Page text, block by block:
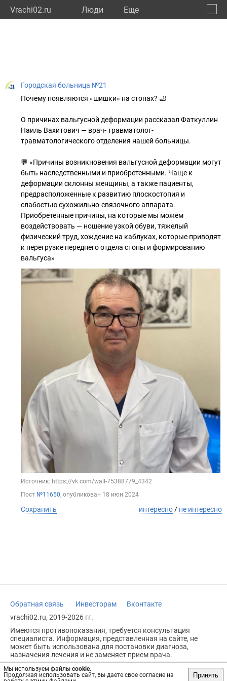
Vrachi02.ru Люди Eще
Мы используем файлы cookie.
Продолжая использовать сайт, вы даете свое согласие на
Принять
Городская больница №21
Почему появляются «шишки» на стопах? 🦶
О причинах вальгусной деформации рассказал Фаткуллин
Наиль Вахитович — врач- травматолог-
травматологического отделения нашей больницы.
💬 «Причины возникновения вальгусной деформации могут
быть наследственными и приобретенными. Чаще к
деформации склонны женщины, а также пациенты,
предрасположенные к развитию плоскостопия и
слабостью сухожильно-связочного аппарата.
Приобретенные причины, на которые мы можем
воздействовать — ношение узкой обуви, тяжелый
физический труд, хождение на каблуках, которые приводят
к перегрузке переднего отдела стопы и формированию
вальгуса»
Источник: https://vk.com/wall-75388779_4342
Пост №11650, опубликован 18 июн 2024
Сохранить интересно / не интересно
Обратная связь Инвесторам
Вконтакте
vrachi02.ru, 2019-2026 гг.
Имеются противопоказания, требуется консультация
специалиста. Информация, представленная на сайте, не
может быть использована для постановки диагноза,
назначения лечения и не заменяет прием врача.
Возрастное ограничение: 18+